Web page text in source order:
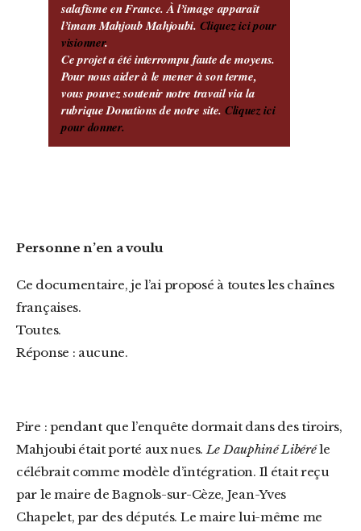
salafisme en France. À l’image apparaît
l’imam Mahjoub Mahjoubi. Cliquez ici pour
visionner.
Ce projet a été interrompu faute de moyens.
Pour nous aider à le mener à son terme,
vous pouvez soutenir notre travail via la
rubrique Donations de notre site. Cliquez ici
pour donner.
Personne n’en a voulu
Ce documentaire, je l’ai proposé à toutes les chaînes
françaises.
Toutes.
Réponse : aucune.
Pire : pendant que l’enquête dormait dans des tiroirs,
Mahjoubi était porté aux nues.Le Dauphiné Libéréle
célébrait comme modèle d’intégration. Il était reçu
par le maire de Bagnols-sur-Cèze, Jean-Yves
Chapelet, par des députés. Le maire lui-même me